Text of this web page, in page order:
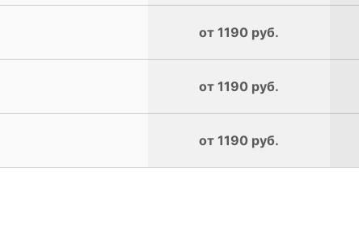
от 1190 руб.
от 1190 руб.
от 1190 руб.